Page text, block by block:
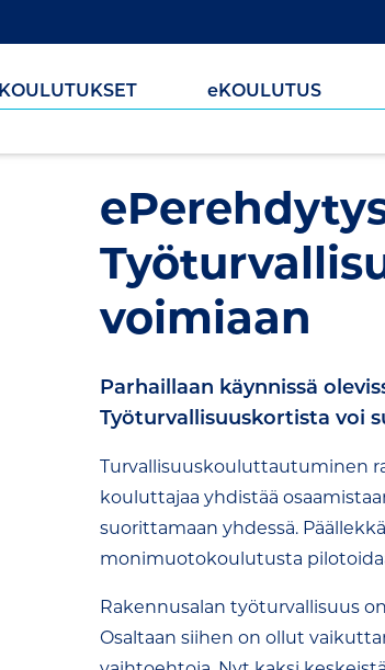
KOULUTUKSET eKOULUTUS
voimiaan
Parhaillaan käynnissä
Työturvallisuuskortista voi
Turvallisuuskouluttautuminen
kouluttajaa yhdistää
suorittamaan yhdessä.
monimuotokoulutusta
Rakennusalan työturvallisuus
Osaltaan siihen on ollut